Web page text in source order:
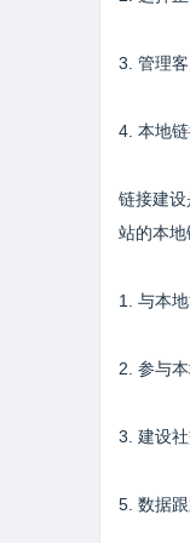
3. 管理
4. 本地
链接建
站的本
1. 与本
2. 参与
3. 建设
5. 数据